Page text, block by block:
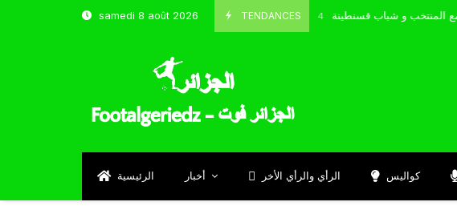
samedi 8 août 2026 TENDANCES
Octobre 8, 2024 عن طموحاته مع المنتخب و شباب قسنطينة
الرئيسية أخبار الرأي والرأي الأخر كواليس